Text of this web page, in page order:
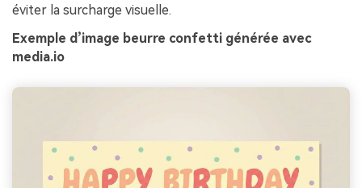
éviter la surcharge visuelle.
Exemple d’image beurre confetti générée avec
media.io